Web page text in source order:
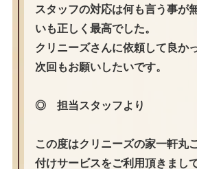
スタッフの対応は何も言う事が
いも正しく最高でした。
クリニーズさんに依頼して良か
次回もお願いしたいです。
◎ 担当スタッフより
この度はクリニーズの家一軒丸
付けサービスをご利用頂きまし